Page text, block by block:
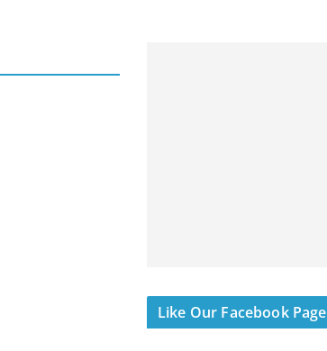
Like Our Facebook Page